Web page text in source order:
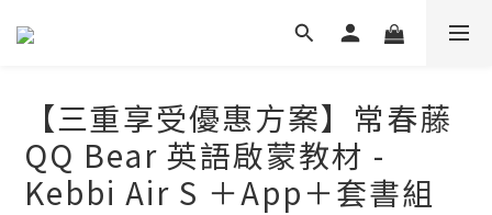
【三重享受優惠方案】常春藤
QQ Bear 英語啟蒙教材 -
Kebbi Air S ＋App＋套書組